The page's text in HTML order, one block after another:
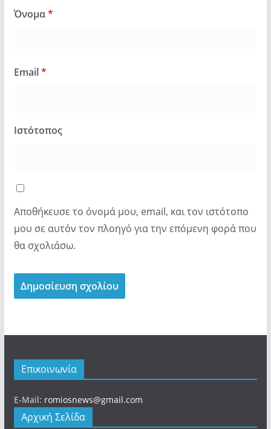
Όνομα*
Email*
Ιστότοπος
Αποθήκευσε το όνομά μου, email, και τον ιστότοπο
μου σε αυτόν τον πλοηγό για την επόμενη φορά που
θα σχολιάσω.
Επικοινωνία
E-Mail: romiosnews@gmail.com
Αρχική Σελίδα